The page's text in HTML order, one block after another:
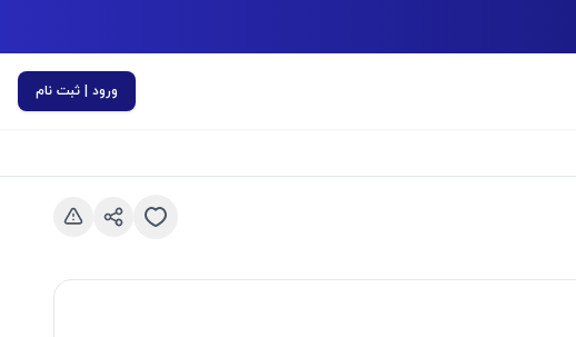
ورود | ثبت نام